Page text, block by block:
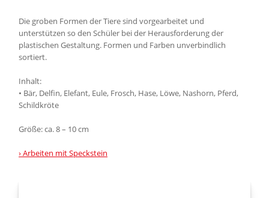
Die groben Formen der Tiere sind vorgearbeitet und
unterstützen so den Schüler bei der Herausforderung der
plastischen Gestaltung. Formen und Farben unverbindlich
sortiert.
Inhalt:
• Bär, Delfin, Elefant, Eule, Frosch, Hase, Löwe, Nashorn, Pferd,
Schildkröte
Größe: ca. 8 – 10 cm
› Arbeiten mit Speckstein